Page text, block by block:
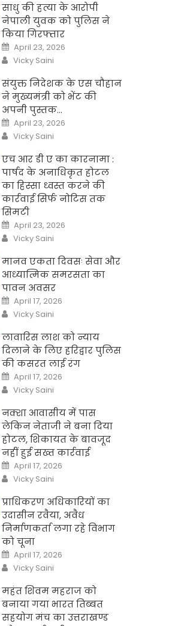
साधु की हत्या के आरोपी
नेपाली युवक को पुलिस ने
किया गिरफ्तार
Posted
on
April 23, 2026
Author
Vicky Saini
संयुक्त निदेशक के एस चौहान
ने मुख्यमंत्री को भेंट की
अपनी पुस्तक…
Posted
on
April 23, 2026
Author
Vicky Saini
एच आर डी ए का कारनामा :
पार्षद के अनाधिकृत होटल
का हिस्सा ध्वस्त करने की
कार्रवाई सिर्फ नोटिस तक
सिमटी
Posted
on
April 23, 2026
Author
Vicky Saini
मानव एकता दिवसः सेवा और
आध्यात्मिक समरसता का
पावन अवसर
Posted
on
April 17, 2026
Author
Vicky Saini
लावारिस लाश को न्याय
दिलाने के लिए हरिद्वार पुलिस
की कसरत लाई रंग
Posted
on
April 17, 2026
Author
Vicky Saini
नक्शा आवासीय में पास
लेकिन नेताजी ने बना दिया
होटल, शिकायत के बावजूद
नहीं हुई सख्त कार्रवाई
Posted
on
April 17, 2026
Author
Vicky Saini
प्राधिकरण अधिकारियों का
उदासीन रवैया, अवैध
निर्माणकर्ता लगा रहे विभाग
को चूना
Posted
on
April 17, 2026
Author
Vicky Saini
महंत शिवम महराज को
बनाया गया भारत तिब्बत
सहयोग मंच का उत्तराखण्ड